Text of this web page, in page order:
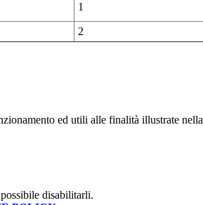
1
2
ed utili alle finalità illustrate nella
disabilitarli.